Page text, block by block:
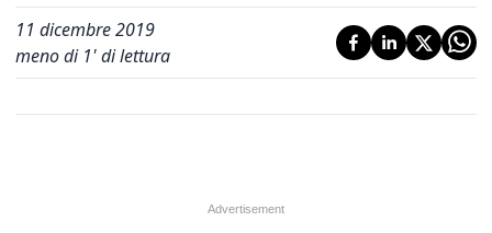
11 dicembre 2019
meno di 1' di lettura